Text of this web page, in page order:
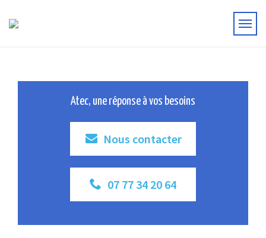
Atec, une réponse à vos besoins
Nous contacter
07 77 34 20 64